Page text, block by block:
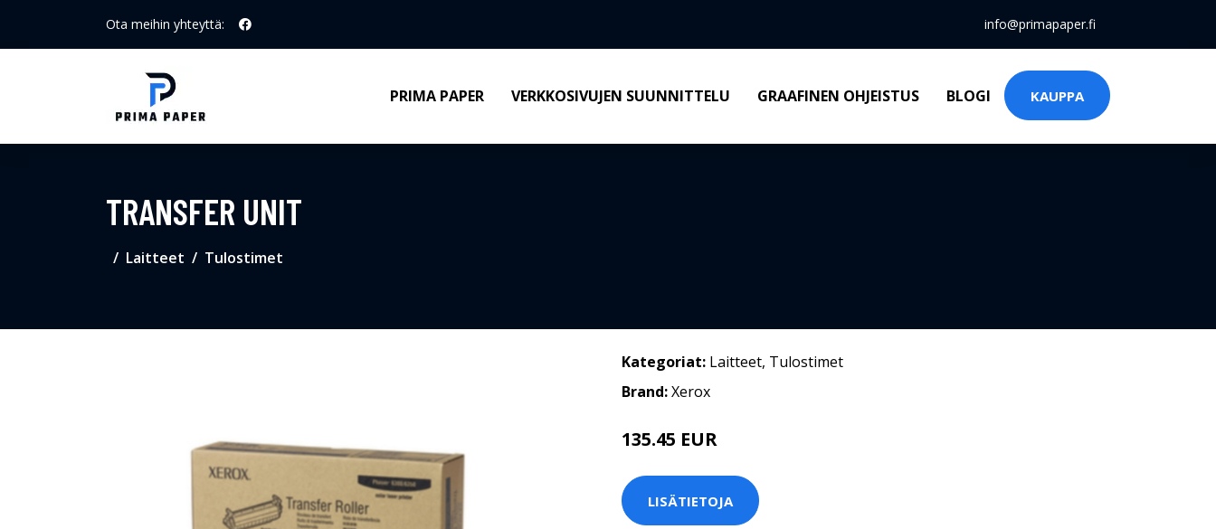
Ota meihin yhteyttä: info@primapaper.fi
PRIMA PAPER VERKKOSIVUJEN SUUNNITTELU GRAAFINEN OHJEISTUS BLOGI KAUPPA
TRANSFER UNIT
Laitteet Tulostimet
Kategoriat: Laitteet, Tulostimet
Brand:Xerox
135.45 EUR
LISÄTIETOJA